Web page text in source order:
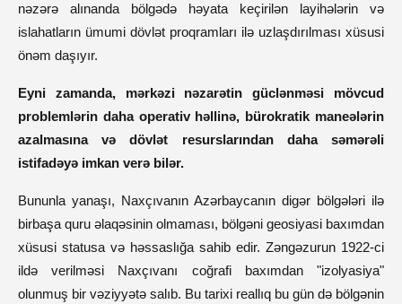
nəzərə alınanda bölgədə həyata keçirilən layihələrin və
islahatların ümumi dövlət proqramları ilə uzlaşdırılması xüsusi
önəm daşıyır.
Eyni zamanda, mərkəzi nəzarətin güclənməsi mövcud
problemlərin daha operativ həllinə, bürokratik maneələrin
azalmasına və dövlət resurslarından daha səmərəli
istifadəyə imkan verə bilər.
Bununla yanaşı, Naxçıvanın Azərbaycanın digər bölgələri ilə
birbaşa quru əlaqəsinin olmaması, bölgəni geosiyasi baxımdan
xüsusi statusa və həssaslığa sahib edir. Zəngəzurun 1922-ci
ildə verilməsi Naxçıvanı coğrafi baxımdan "izolyasiya"
olunmuş bir vəziyyətə salıb. Bu tarixi reallıq bu gün də bölgənin